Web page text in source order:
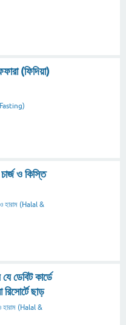
(ফিদিয়া)
ও কিস্তি
ও হারাম (Halal &
ডেবিট কার্ডে
ছাড়
হারাম (Halal &